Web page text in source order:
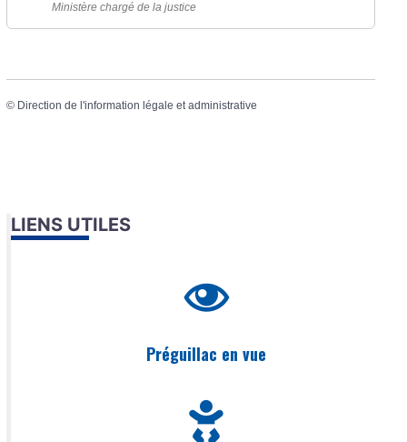
Ministère chargé de la justice
© Direction de l'information légale et administrative
LIENS UTILES
Préguillac en vue